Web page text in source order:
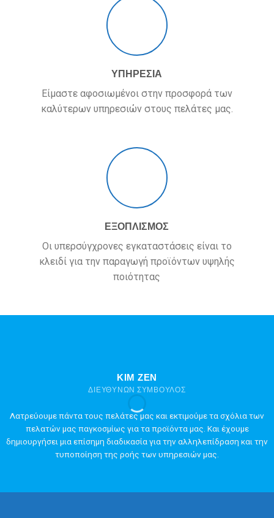
ΥΠΗΡΕΣΙΑ
Είμαστε αφοσιωμένοι στην προσφορά των
καλύτερων υπηρεσιών στους πελάτες μας.
ΕΞΟΠΛΙΣΜΟΣ
Οι υπερσύγχρονες εγκαταστάσεις είναι το
κλειδί για την παραγωγή προϊόντων υψηλής
ποιότητας
ΚΙΜ ΖΕΝ
ΔΙΕΥΘΎΝΩΝ ΣΎΜΒΟΥΛΟΣ
Λατρεύουμε πάντα τους πελάτες μας και εκτιμούμε τα σχόλια των
πελατών μας παγκοσμίως για τα προϊόντα μας. Και έχουμε
δημιουργήσει μια επίσημη διαδικασία για την αλληλεπίδραση και την
τυποποίηση της ροής των υπηρεσιών μας.